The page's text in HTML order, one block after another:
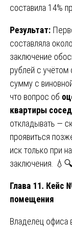
составила 14%
Результат:
составляла
заключение
рублей с
сумму с
что вопрос об
квартиры
откладывать —
проявиться
иск только при
заключения. 💧🔍
Глава 11. Кейс
помещения
Владелец офиса